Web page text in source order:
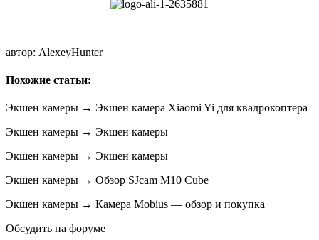
автор: AlexeyHunter
Похожие статьи:
Экшен камеры → Экшен камера Xiaomi Yi для квадрокоптера
Экшен камеры → Экшен камеры
Экшен камеры → Экшен камеры
Экшен камеры → Обзор SJcam M10 Cube
Экшен камеры → Камера Mobius — обзор и покупка
Обсудить на форуме